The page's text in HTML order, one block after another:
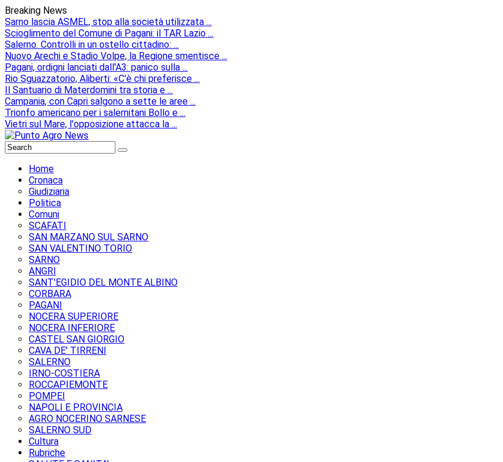
Breaking News
Sarno lascia ASMEL, stop alla società utilizzata ...
Scioglimento del Comune di Pagani: il TAR Lazio ...
Salerno. Controlli in un ostello cittadino: ...
Nuovo Arechi e Stadio Volpe, la Regione smentisce ...
Pagani, ordigni lanciati dall'A3: panico sulla ...
Rio Sguazzatorio, Aliberti: «C'è chi preferisce ...
Il Santuario di Materdomini tra storia e ...
Campania, con Capri salgono a sette le aree ...
Trionfo americano per i salernitani Bollo e ...
Vietri sul Mare, l'opposizione attacca la ...
Home
Cronaca
Giudiziaria
Politica
Comuni
SCAFATI
SAN MARZANO SUL SARNO
SAN VALENTINO TORIO
SARNO
ANGRI
SANT'EGIDIO DEL MONTE ALBINO
CORBARA
PAGANI
NOCERA SUPERIORE
NOCERA INFERIORE
CASTEL SAN GIORGIO
CAVA DE' TIRRENI
SALERNO
IRNO-COSTIERA
ROCCAPIEMONTE
POMPEI
NAPOLI E PROVINCIA
AGRO NOCERINO SARNESE
SALERNO SUD
Cultura
Rubriche